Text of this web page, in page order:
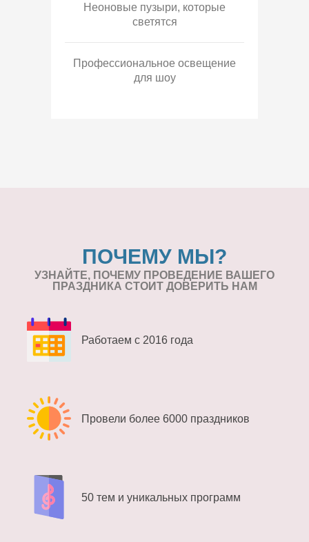
Неоновые пузыри, которые
светятся
Профессиональное освещение
для шоу
ПОЧЕМУ МЫ?
УЗНАЙТЕ, ПОЧЕМУ ПРОВЕДЕНИЕ ВАШЕГО
ПРАЗДНИКА СТОИТ ДОВЕРИТЬ НАМ
Работаем с 2016 года
Провели более 6000 праздников
50 тем и уникальных программ